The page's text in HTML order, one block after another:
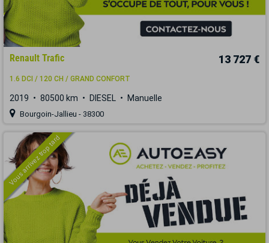
Renault Trafic 13 727 €
1.6 DCI / 120 CH / GRAND CONFORT
2019 80500 km DIESEL Manuelle
Bourgoin-Jallieu - 38300
Vous arrivez trop tard